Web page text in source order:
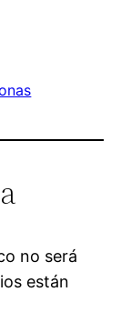
no será
están